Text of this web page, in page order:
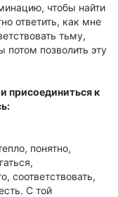
чтобы найти
ответить, как мне
тьму,
потом позволить эту
присоединиться к
понятно,
соответствовать,
С той